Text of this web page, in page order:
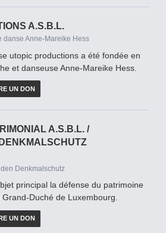
A.S.B.L.
danse Anne-Mareike Hess
utopic productions a été fondée en
et danseuse Anne-Mareike Hess.
UN DON
A.S.B.L. /
Denkmalschutz
principal la défense du patrimoine
­Duché de Luxembourg.
UN DON